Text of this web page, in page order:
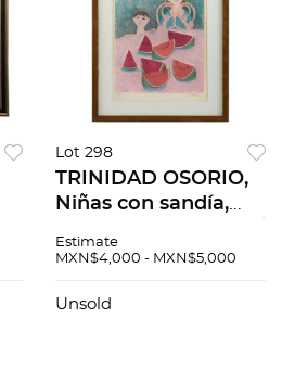
Lot 298
TRINIDAD OSORIO,
Niñas con sandía,
T, 37 x 27 cm
Estimate
MXN$4,000 - MXN$5,000
Unsold